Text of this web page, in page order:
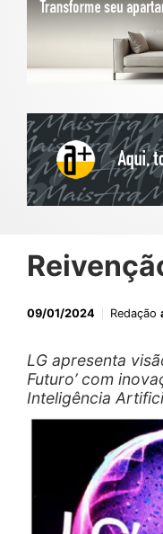
09/01/2024 Redação
LG apresenta
Futuro’ com
Inteligência